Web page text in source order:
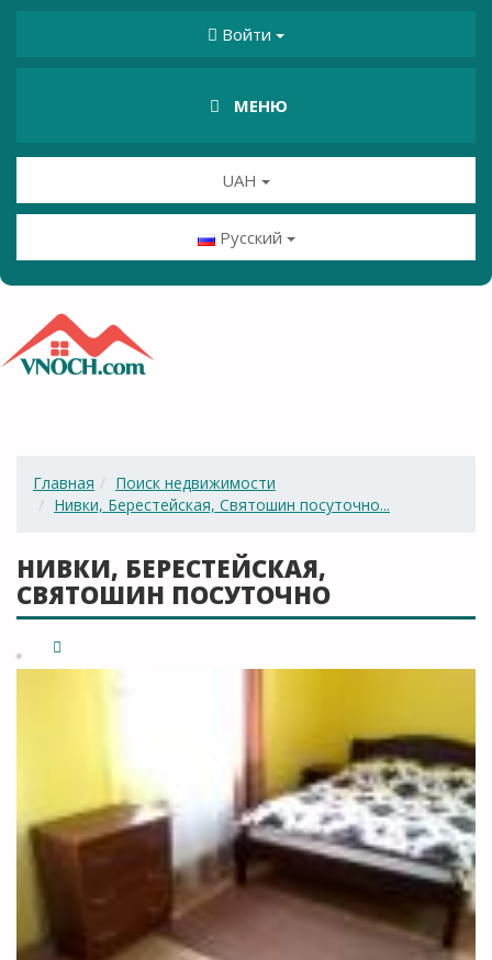
Войти
МЕНЮ
UAH
Русский
Главная
Поиск недвижимости
Нивки, Берестейская, Святошин посуточно...
НИВКИ, БЕРЕСТЕЙСКАЯ,
СВЯТОШИН ПОСУТОЧНО